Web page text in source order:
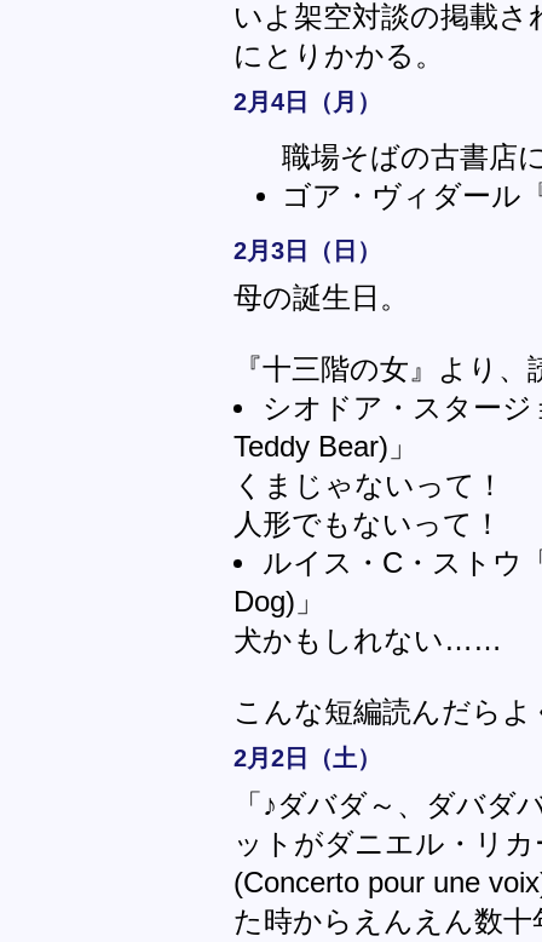
いよ架空対談の掲載
にとりかかる。
2月4日（月）
職場そばの古書店
ゴア・ヴィダール
2月3日（日）
母の誕生日。
『十三階の女』より
シオドア・スタージ
Teddy Bear)」
くまじゃないって！
人形でもないって！
ルイス・C・ストウ
Dog)」
犬かもしれない……
こんな短編読んだら
2月2日（土）
「♪ダバダ～、ダバダ
ットがダニエル・リ
(Concerto pour une
た時からえんえん数